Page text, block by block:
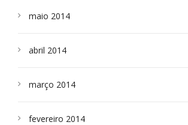
maio 2014
abril 2014
março 2014
fevereiro 2014